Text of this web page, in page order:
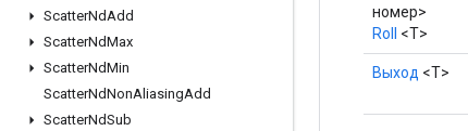
ScatterNdAdd
ScatterNdMax
ScatterNdMin
ScatterNdNonAliasingAdd
ScatterNdSub
номер>
Roll
<T>
Выход <Т>